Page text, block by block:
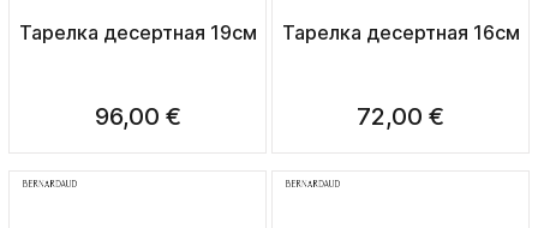
Тарелка десертная 19см
96,00 €
Тарелка десертная 16см
72,00 €